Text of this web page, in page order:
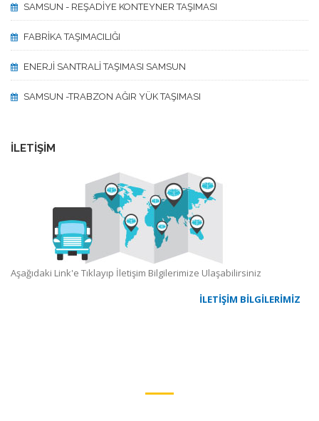
SAMSUN - REŞADİYE KONTEYNER TAŞIMASI
FABRİKA TAŞIMACILIĞI
ENERJİ SANTRALİ TAŞIMASI SAMSUN
SAMSUN -TRABZON AĞIR YÜK TAŞIMASI
İLETİŞİM
Aşağıdaki Link'e Tıklayıp İletişim Bilgilerimize Ulaşabilirsiniz
İLETİŞİM BİLGİLERİMİZ